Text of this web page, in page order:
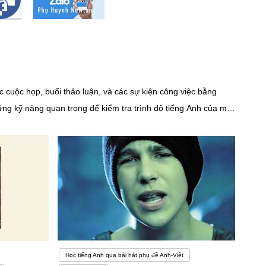
họp, buổi thảo luận, và các sự kiện công việc bằng
kỹ năng quan trọng để kiểm tra trình độ tiếng Anh của một
mới vừa vặn. Tương tự như vậy, không phải phương
quả nhấtTừ vựng Các từ có nhiều nghĩaBạn đã bao giờ
cảnh . Điều này có nghĩa là sử dụng các từ và câu xung
áp dụng ở đây. Câu thứ hai phức tạp
Học tiếng Anh qua bài hát phụ đề Anh-Việt